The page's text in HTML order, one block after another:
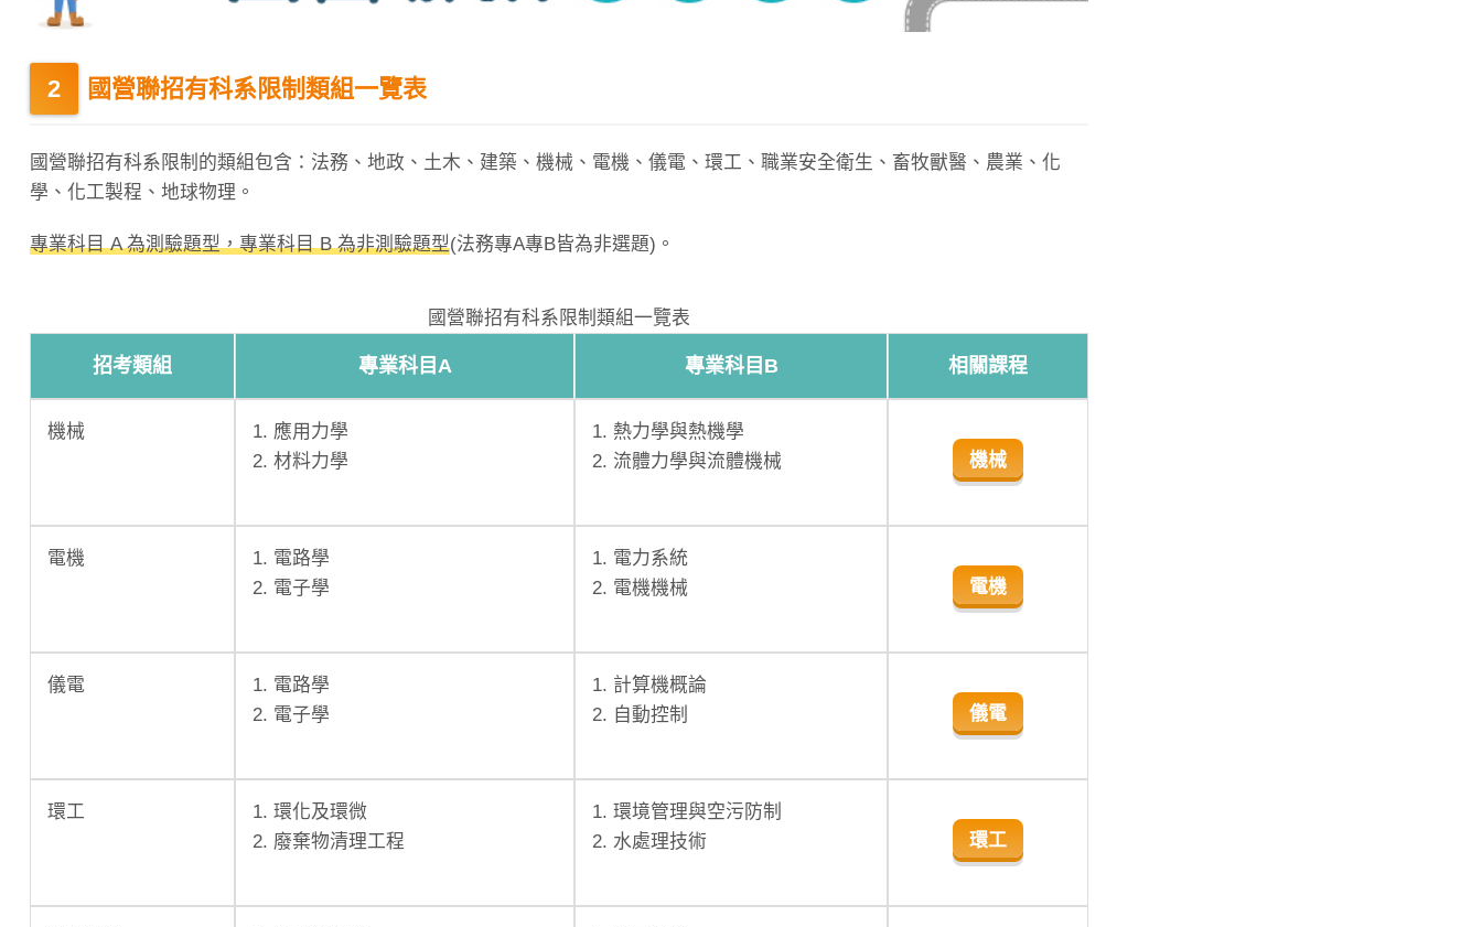
國營聯招有科系限制類組一覽表
國營聯招有科系限制的類組包含：法務、地政、土木、建築、機械、電機、儀電、環工、職業安全衛生、畜牧獸醫、農業、化
學、化工製程、地球物理。
專業科目 A 為測驗題型，專業科目 B 為非測驗題型(法務專A專B皆為非選題)。
國營聯招有科系限制類組一覽表
招考類組 專業科目A 專業科目B 相關課程
機械
1. 應用力學
2. 材料力學
1. 熱力學與熱機學
2. 流體力學與流體機械
機械
電機
1. 電路學
2. 電子學
1. 電力系統
2. 電機機械
電機
儀電
1. 電路學
2. 電子學
1. 計算機概論
2. 自動控制
儀電
環工
1. 環化及環微
2. 廢棄物清理工程
1. 環境管理與空污防制
2. 水處理技術
環工